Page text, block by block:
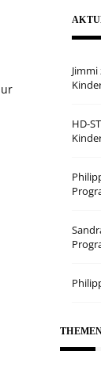
Jimmi
HD-